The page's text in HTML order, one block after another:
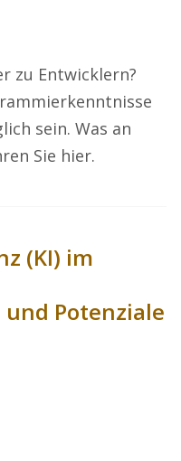
zu Entwicklern?
sein. Was an
Sie hier.
(KI) im
Potenziale